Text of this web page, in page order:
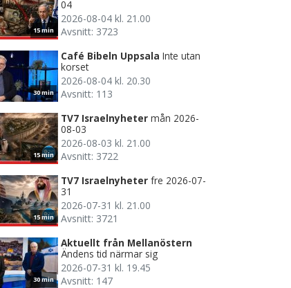
15 min
04
2026-08-04 kl. 21.00
Avsnitt: 3723
30 min
Café Bibeln Uppsala Inte utan
korset
2026-08-04 kl. 20.30
Avsnitt: 113
15 min
TV7 Israelnyheter mån 2026-
08-03
2026-08-03 kl. 21.00
Avsnitt: 3722
15 min
TV7 Israelnyheter fre 2026-07-
31
2026-07-31 kl. 21.00
Avsnitt: 3721
30 min
Aktuellt från Mellanöstern
Ändens tid närmar sig
2026-07-31 kl. 19.45
Avsnitt: 147